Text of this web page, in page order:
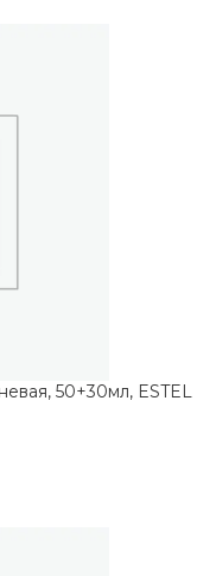
50+30мл, ESTEL